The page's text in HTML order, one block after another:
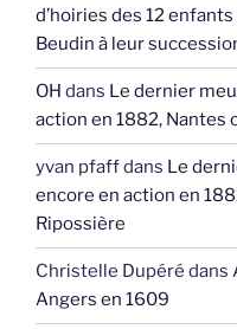
d’hoiries des 12
Beudin à leur
OH dans Le dernier
action en 1882, Nantes
yvan pfaffdans Le
encore en action en
Ripossière
Christelle Dupéré dans
Angers en 1609